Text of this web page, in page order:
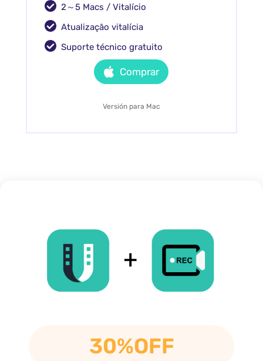
2～5 Macs / Vitalício
Atualização vitalícia
Suporte técnico gratuito
Comprar
Versión para Mac
30%OFF